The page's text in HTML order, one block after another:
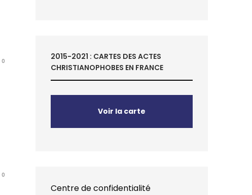
0
0
2015-2021 : CARTES DES ACTES
CHRISTIANOPHOBES EN FRANCE
Voir la carte
Centre de confidentialité